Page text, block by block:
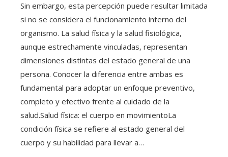
Sin embargo, esta percepción puede resultar limitada
si no se considera el funcionamiento interno del
organismo. La salud física y la salud fisiológica,
aunque estrechamente vinculadas, representan
dimensiones distintas del estado general de una
persona. Conocer la diferencia entre ambas es
fundamental para adoptar un enfoque preventivo,
completo y efectivo frente al cuidado de la
salud.Salud física: el cuerpo en movimientoLa
condición física se refiere al estado general del
cuerpo y su habilidad para llevar a…